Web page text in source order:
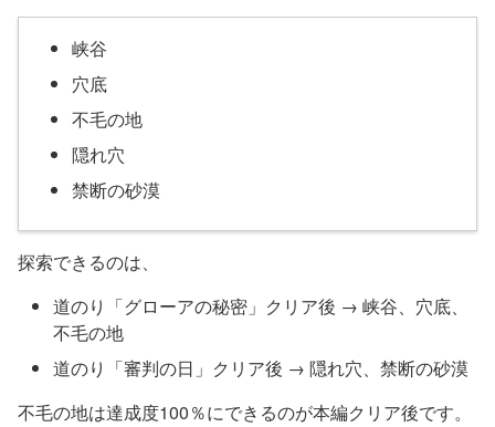
峡谷
穴底
不毛の地
隠れ穴
禁断の砂漠
探索できるのは、
道のり「グローアの秘密」クリア後 → 峡谷、穴底、
不毛の地
道のり「審判の日」クリア後 → 隠れ穴、禁断の砂漠
不毛の地は達成度100％にできるのが本編クリア後です。